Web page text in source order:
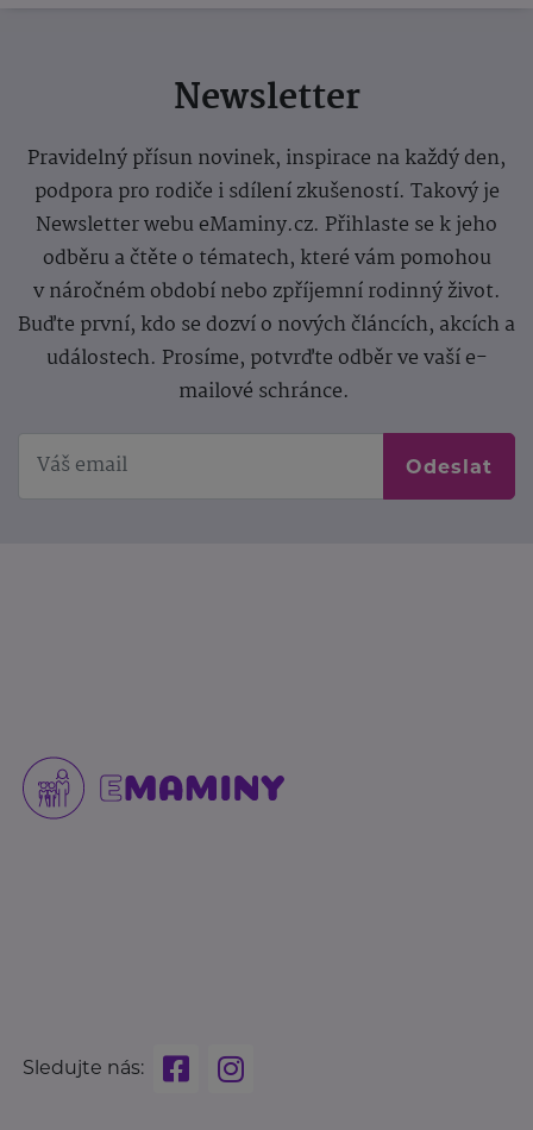
Newsletter
Pravidelný přísun novinek, inspirace na každý den,
podpora pro rodiče i sdílení zkušeností. Takový je
Newsletter webu eMaminy.cz. Přihlaste se k jeho
odběru a čtěte o tématech, které vám pomohou
v náročném období nebo zpříjemní rodinný život.
Buďte první, kdo se dozví o nových článcích, akcích a
událostech. Prosíme, potvrďte odběr ve vaší e-
mailové schránce.
Odeslat
Sledujte nás: